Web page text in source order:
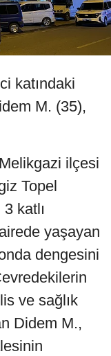
katındaki
M. (35),
ilçesi
Topel
katlı
yaşayan
dengesini
ve sağlık
Didem M.,